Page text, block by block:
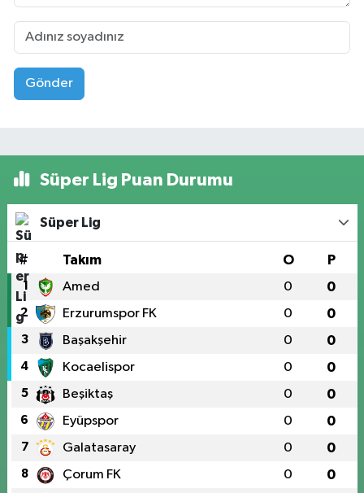
Gönder
Süper Lig Puan Durumu
Süper Lig
# Takım O P
1 Amed 0 0
2 Erzurumspor FK 0 0
3 Başakşehir 0 0
4 Kocaelispor 0 0
5 Beşiktaş 0 0
6 Eyüpspor 0 0
7 Galatasaray 0 0
8 Çorum FK 0 0